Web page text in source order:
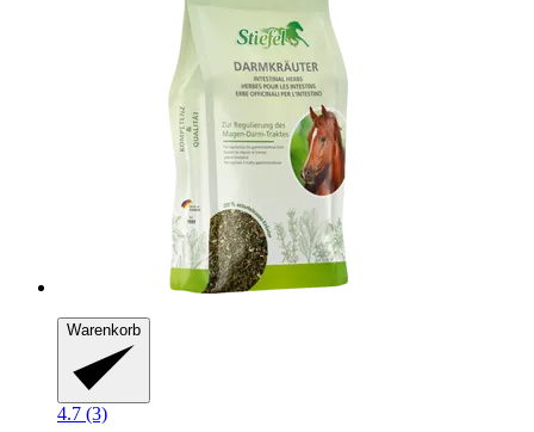
Warenkorb
4.7 (3)